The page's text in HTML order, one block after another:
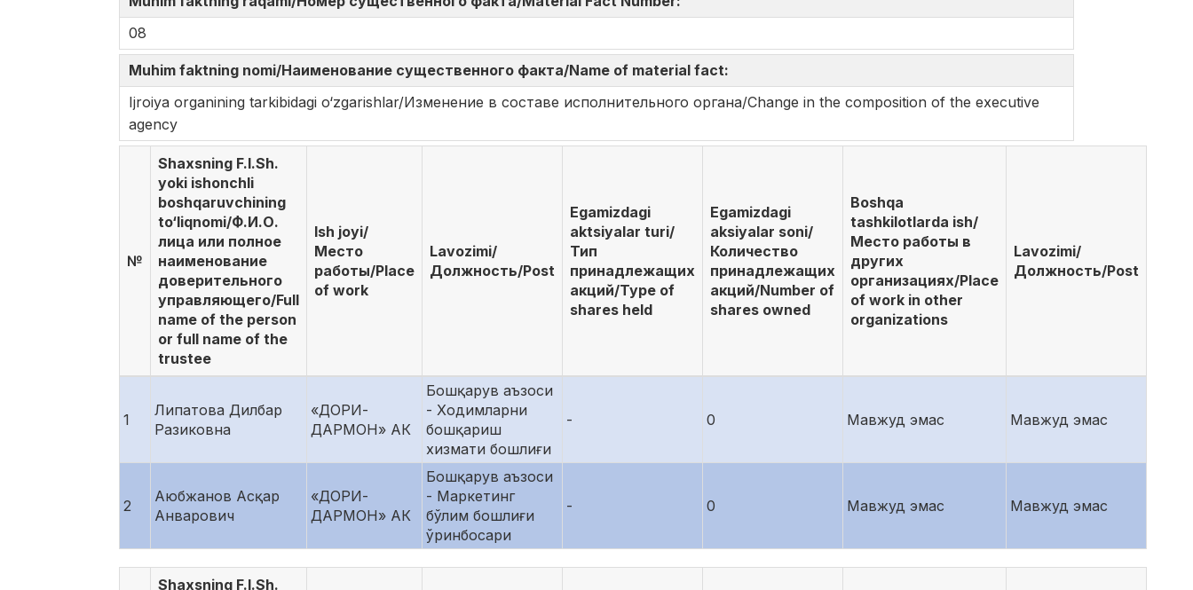
08
Muhim faktning nomi/Наименование существенного факта/Name of material fact:
Ijroiya organining tarkibidagi o‘zgarishlar/Изменение в составе исполнительного органа/Change in the composition of the executive
agency
№
Shaxsning F.I.Sh.
yoki ishonchli
boshqaruvchining
to‘liqnomi/Ф.И.О.
лица или полное
наименование
доверительного
управляющего/Full
name of the person
or full name of the
trustee
Ish joyi/
Место
работы/Place
of work
Lavozimi/
Должность/Post
Egamizdagi
aktsiyalar turi/
Тип
принадлежащих
акций/Type of
shares held
Egamizdagi
aksiyalar soni/
Количество
принадлежащих
акций/Number of
shares owned
Boshqa
tashkilotlarda ish/
Место работы в
других
организациях/Place
of work in other
organizations
Lavozimi/
Должность/Post
1
Липатова Дилбар
Разиковна
«ДОРИ-
ДАРМОН» АК
Бошқарув аъзоси
- Ходимларни
бошқариш
хизмати бошлиғи
- 0 Мавжуд эмас Мавжуд эмас
2
Аюбжанов Асқар
Анварович
«ДОРИ-
ДАРМОН» АК
Бошқарув аъзоси
- Маркетинг
бўлим бошлиғи
ўринбосари
- 0 Мавжуд эмас Мавжуд эмас
Shaxsning F.I.Sh.